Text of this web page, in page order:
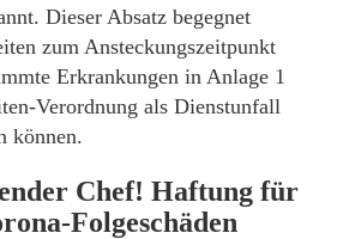
Dieser Absatz begegnet
zum Ansteckungszeitpunkt
Erkrankungen in Anlage 1
Verordnung als Dienstunfall
können.
Chef! Haftung für
Folgeschäden